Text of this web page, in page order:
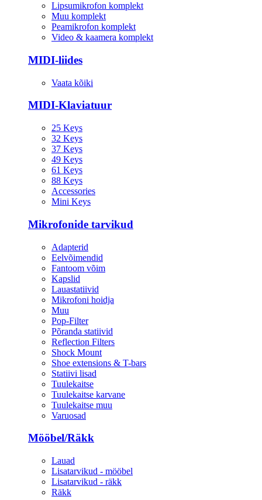
Lipsumikrofon komplekt
Muu komplekt
Peamikrofon komplekt
Video & kaamera komplekt
MIDI-liides
Vaata kõiki
MIDI-Klaviatuur
25 Keys
32 Keys
37 Keys
49 Keys
61 Keys
88 Keys
Accessories
Mini Keys
Mikrofonide tarvikud
Adapterid
Eelvõimendid
Fantoom võim
Kapslid
Lauastatiivid
Mikrofoni hoidja
Muu
Pop-Filter
Põranda statiivid
Reflection Filters
Shock Mount
Shoe extensions & T-bars
Statiivi lisad
Tuulekaitse
Tuulekaitse karvane
Tuulekaitse muu
Varuosad
Mööbel/Räkk
Lauad
Lisatarvikud - mööbel
Lisatarvikud - räkk
Räkk